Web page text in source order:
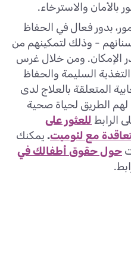
بالأمان والاسترخاء.
بدور فعال في الحفاظ
- وذلك لتمكينهم من
الإمكان. ومن خلال غرس
السليمة والحفاظ
المتعلقة بالعلاج لدى
الطريق لحياة صحية
الرابط للعثور على
مع لئوميت. يمكنك
حول حقوق أطفالك في